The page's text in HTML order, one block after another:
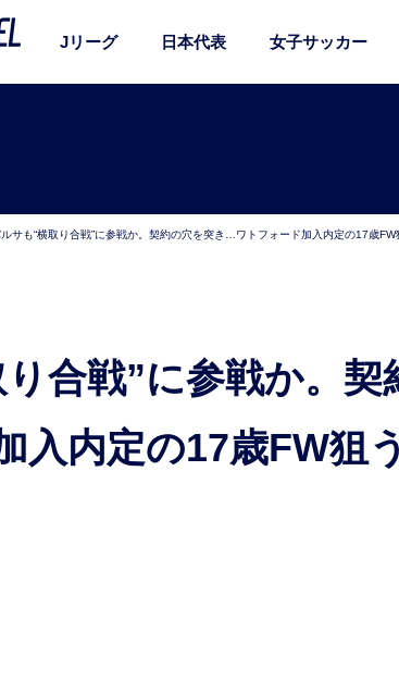
Jリーグ 日本代表 女子サッカー
ルサも“横取り合戦”に参戦か。契約の穴を突き…ワトフォード加入内定の17歳FW
入内定の17歳FW狙う